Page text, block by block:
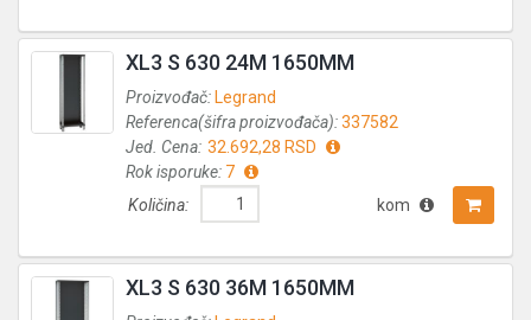
XL3 S 630 24M 1650MM
Proizvođač: Legrand
Referenca(šifra proizvođača):337582
Jed. Cena: 32.692,28 RSD
Rok isporuke: 7
Količina:
kom
XL3 S 630 36M 1650MM